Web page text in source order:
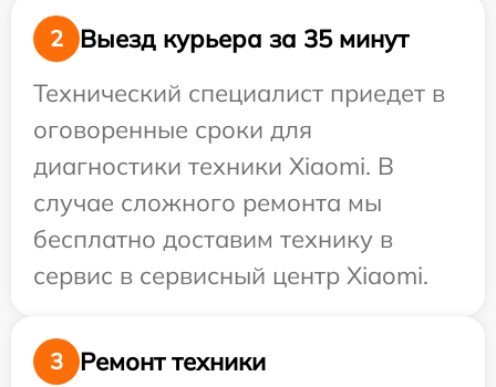
2
Выезд курьера за 35 минут
Технический специалист приедет в
оговоренные сроки для
диагностики техники Xiaomi. В
случае сложного ремонта мы
бесплатно доставим технику в
сервис в сервисный центр Xiaomi.
3
Ремонт техники